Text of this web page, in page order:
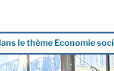
le thème Economie